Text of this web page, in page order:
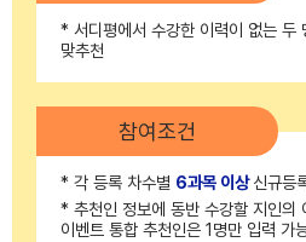
* 서디평에서 수강한 이력이 없는 두
맞추천
참여조건
* 각 등록 차수별 6과목 이상신규등
* 추천인 정보에 동반 수강할 지인의
이벤트 통합 추천인은 1명만 입력 가